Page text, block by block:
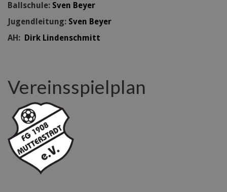
Ballschule: Sven Beyer
Jugendleitung: Sven Beyer
AH: Dirk Lindenschmitt
Vereinsspielplan